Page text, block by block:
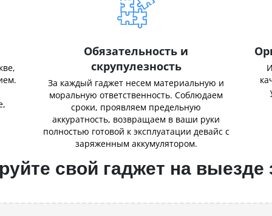
Обязательность и
скрупулезность
За каждый гаджет несем материальную и
моральную ответственность. Соблюдаем
сроки, проявляем предельную
аккуратность, возвращаем в ваши руки
полностью готовой к эксплуатации девайс с
заряженным аккумулятором.
свой гаджет на выезде